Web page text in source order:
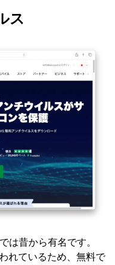
ス
は昔から有名です。
れているため、無料で